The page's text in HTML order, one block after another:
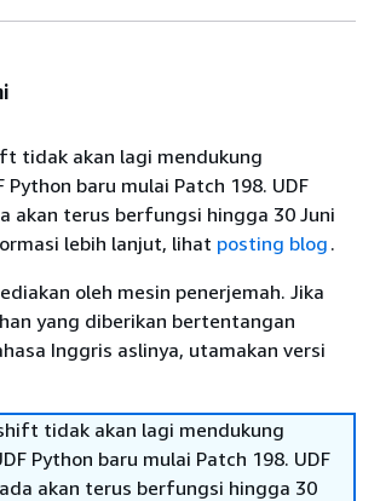
tidak akan lagi mendukung
Python baru mulai Patch 198. UDF
akan terus berfungsi hingga 30 Juni
lebih lanjut, lihat posting blog .
oleh mesin penerjemah. Jika
yang diberikan bertentangan
Inggris aslinya, utamakan versi
tidak akan lagi mendukung
Python baru mulai Patch 198. UDF
akan terus berfungsi hingga 30